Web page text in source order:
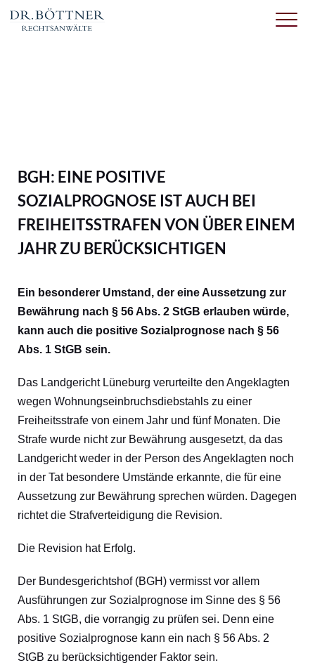
BGH: EINE POSITIVE
SOZIALPROGNOSE IST AUCH BEI
FREIHEITSSTRAFEN VON ÜBER EINEM
JAHR ZU BERÜCKSICHTIGEN
Ein besonderer Umstand, der eine Aussetzung zur
Bewährung nach § 56 Abs. 2 StGB erlauben würde,
kann auch die positive Sozialprognose nach § 56
Abs. 1 StGB sein.
Das Landgericht Lüneburg verurteilte den Angeklagten
wegen Wohnungseinbruchsdiebstahls zu einer
Freiheitsstrafe von einem Jahr und fünf Monaten. Die
Strafe wurde nicht zur Bewährung ausgesetzt, da das
Landgericht weder in der Person des Angeklagten noch
in der Tat besondere Umstände erkannte, die für eine
Aussetzung zur Bewährung sprechen würden. Dagegen
richtet die Strafverteidigung die Revision.
Die Revision hat Erfolg.
Der Bundesgerichtshof (BGH) vermisst vor allem
Ausführungen zur Sozialprognose im Sinne des § 56
Abs. 1 StGB, die vorrangig zu prüfen sei. Denn eine
positive Sozialprognose kann ein nach § 56 Abs. 2
StGB zu berücksichtigender Faktor sein.